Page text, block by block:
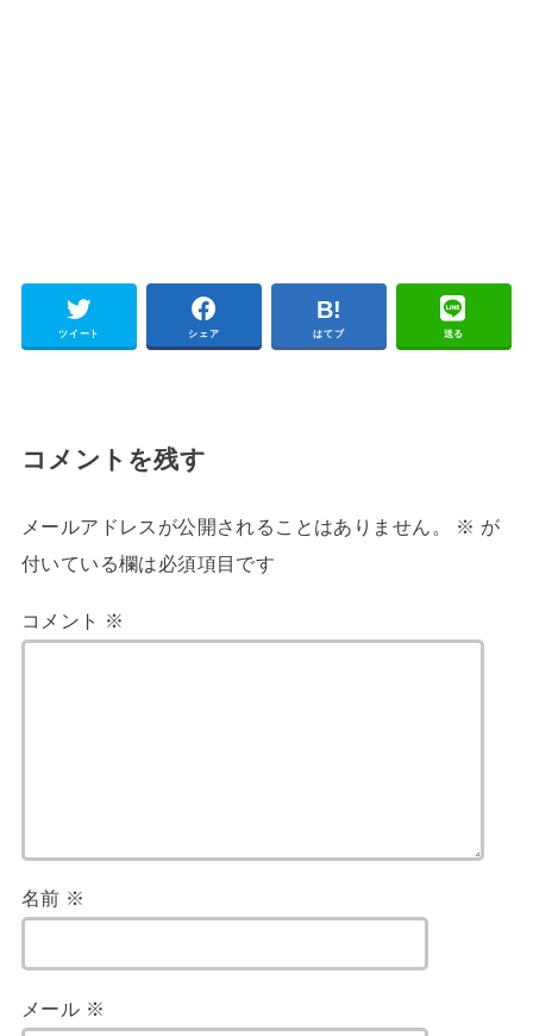
ツイート シェア はてブ 送る
コメントを残す
メールアドレスが公開されることはありません。 ※ が
付いている欄は必須項目です
コメント ※
名前 ※
メール ※